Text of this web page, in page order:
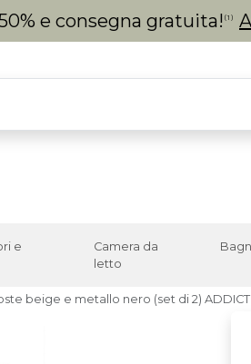
e consegna gratuita! (1)
e
Camera da
letto
beige e metallo nero (set di 2) ADDICT